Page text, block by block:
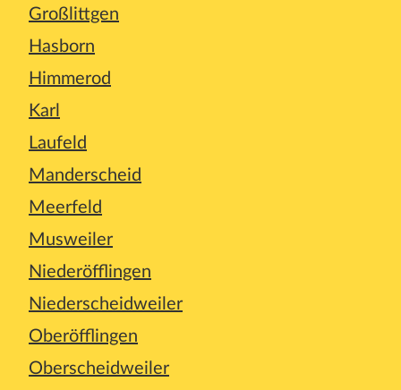
Großlittgen
Hasborn
Himmerod
Karl
Laufeld
Manderscheid
Meerfeld
Musweiler
Niederöfflingen
Niederscheidweiler
Oberöfflingen
Oberscheidweiler